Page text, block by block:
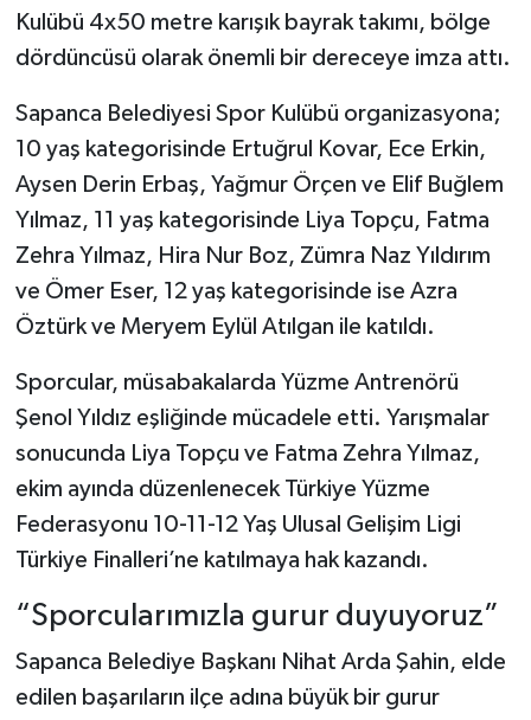
Kulübü 4x50 metre karışık bayrak takımı, bölge
dördüncüsü olarak önemli bir dereceye imza attı.
Sapanca Belediyesi Spor Kulübü organizasyona;
10 yaş kategorisinde Ertuğrul Kovar, Ece Erkin,
Aysen Derin Erbaş, Yağmur Örçen ve Elif Buğlem
Yılmaz, 11 yaş kategorisinde Liya Topçu, Fatma
Zehra Yılmaz, Hira Nur Boz, Zümra Naz Yıldırım
ve Ömer Eser, 12 yaş kategorisinde ise Azra
Öztürk ve Meryem Eylül Atılgan ile katıldı.
Sporcular, müsabakalarda Yüzme Antrenörü
Şenol Yıldız eşliğinde mücadele etti. Yarışmalar
sonucunda Liya Topçu ve Fatma Zehra Yılmaz,
ekim ayında düzenlenecek Türkiye Yüzme
Federasyonu 10-11-12 Yaş Ulusal Gelişim Ligi
Türkiye Finalleri’ne katılmaya hak kazandı.
“Sporcularımızla gurur duyuyoruz”
Sapanca Belediye Başkanı Nihat Arda Şahin, elde
edilen başarıların ilçe adına büyük bir gurur